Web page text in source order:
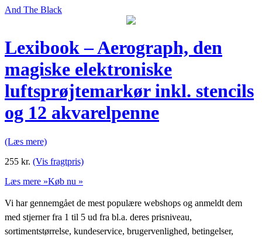
And The Black
Lexibook – Aerograph, den
magiske elektroniske
luftsprøjtemarkør inkl. stencils
og 12 akvarelpenne
(Læs mere)
255 kr. (Vis fragtpris)
Læs mere »Køb nu »
Vi har gennemgået de mest populære webshops og anmeldt dem
med stjerner fra 1 til 5 ud fra bl.a. deres prisniveau,
sortimentstørrelse, kundeservice, brugervenlighed, betingelser,